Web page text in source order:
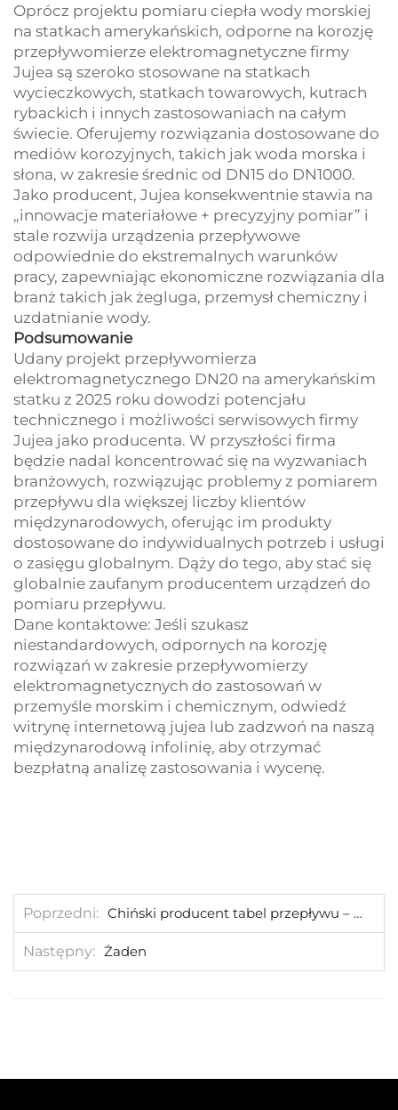
Oprócz projektu pomiaru ciepła wody morskiej
na statkach amerykańskich, odporne na korozję
przepływomierze elektromagnetyczne firmy
Jujea są szeroko stosowane na statkach
wycieczkowych, statkach towarowych, kutrach
rybackich i innych zastosowaniach na całym
świecie. Oferujemy rozwiązania dostosowane do
mediów korozyjnych, takich jak woda morska i
słona, w zakresie średnic od DN15 do DN1000.
Jako producent, Jujea konsekwentnie stawia na
„innowacje materiałowe + precyzyjny pomiar” i
stale rozwija urządzenia przepływowe
odpowiednie do ekstremalnych warunków
pracy, zapewniając ekonomiczne rozwiązania dla
branż takich jak żegluga, przemysł chemiczny i
uzdatnianie wody.
Podsumowanie
Udany projekt przepływomierza
elektromagnetycznego DN20 na amerykańskim
statku z 2025 roku dowodzi potencjału
technicznego i możliwości serwisowych firmy
Jujea jako producenta. W przyszłości firma
będzie nadal koncentrować się na wyzwaniach
branżowych, rozwiązując problemy z pomiarem
przepływu dla większej liczby klientów
międzynarodowych, oferując im produkty
dostosowane do indywidualnych potrzeb i usługi
o zasięgu globalnym. Dąży do tego, aby stać się
globalnie zaufanym producentem urządzeń do
pomiaru przepływu.
Dane kontaktowe: Jeśli szukasz
niestandardowych, odpornych na korozję
rozwiązań w zakresie przepływomierzy
elektromagnetycznych do zastosowań w
przemyśle morskim i chemicznym, odwiedź
witrynę internetową jujea lub zadzwoń na naszą
międzynarodową infolinię, aby otrzymać
bezpłatną analizę zastosowania i wycenę.
Poprzedni Chiński producent tabel przepływu – Miernik przepływu do zbiornika wodnego ochrony środowiska, Wielka Brytania
Następny Żaden